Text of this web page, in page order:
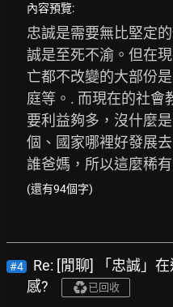
內容預覽:
忠誠是需要無比堅定
誠是至死不渝。但在
亡都不改變的大部份
庭等。. 而現在的社會
要利益夠多，沒什麼
個、國家哪裡好發展
誰爸媽，所以這麼稀
(還有94個字)
#4
Re: [閒聊] 「忠誠」
感?
已回收